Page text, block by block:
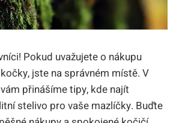
Pokud uvažujete o nákupu
jste na správném místě. V
přinášíme tipy, kde najít
stelivo pro vaše mazlíčky. Buďte